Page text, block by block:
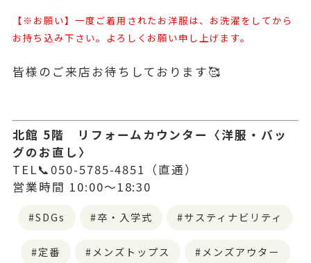
【※お願い】一度ご着用されたお洋服は、お洗濯をしてから
お持ち込み下さい。よろしくお願い申し上げます。
皆様のご来店お待ちしております🥰
北館 5階 リフォームカウンター〈洋服・バッ
グのお直し〉
TEL📞050-5785-4851（直通）
営業時間 10:00～18:30
SDGs 卒・入学式 サスティナビリティ
定番 メンズトップス メンズアウター